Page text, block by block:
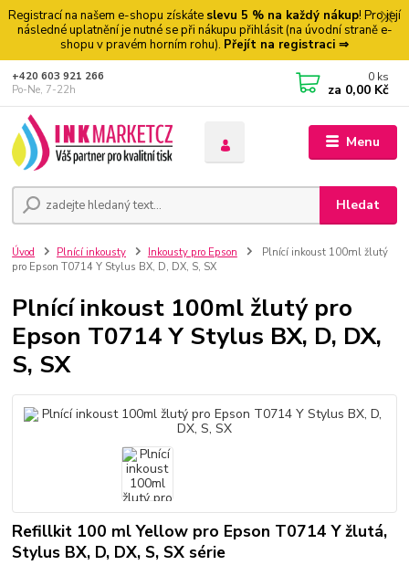
Registrací na našem e-shopu získáte slevu 5 % na každý nákup! Pro její
následné uplatnění je nutné se při nákupu přihlásit (na úvodní straně e-
shopu v pravém horním rohu). Přejít na registraci ⇒
Menu
Hledat
+420 603 921 266
Po-Ne, 7-22h
0 ks
za 0,00 Kč
Úvod Plnící inkousty Inkousty pro Epson
Plnící inkoust 100ml žlutý
pro Epson T0714 Y Stylus BX, D, DX, S, SX
Plnící inkoust 100ml žlutý pro
Epson T0714 Y Stylus BX, D, DX,
S, SX
Refillkit 100 ml Yellow pro Epson T0714 Y žlutá,
Stylus BX, D, DX, S, SX série